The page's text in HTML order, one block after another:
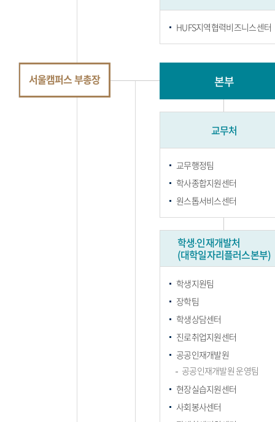
HUFS지역협력비즈니스센터
서울캠퍼스 부총장 본부
교무처
교무행정팀
학사종합지원센터
원스톱서비스센터
학생∙인재개발처
(대학일자리플러스본부)
학생지원팀
장학팀
학생상담센터
진로취업지원센터
공공인재개발원
공공인재개발원 운영팀
현장실습지원센터
사회봉사센터